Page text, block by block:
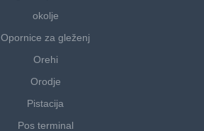
okolje
Opornice za gleženj
Orehi
Orodje
Pistacija
Pos terminal